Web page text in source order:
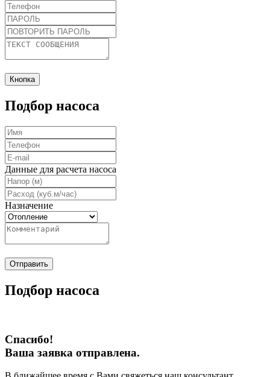
Кнопка
Подбор насоса
Данные для расчета насоса
Назначение
Отправить
Подбор насоса
Спасибо!
Ваша заявка отправлена.